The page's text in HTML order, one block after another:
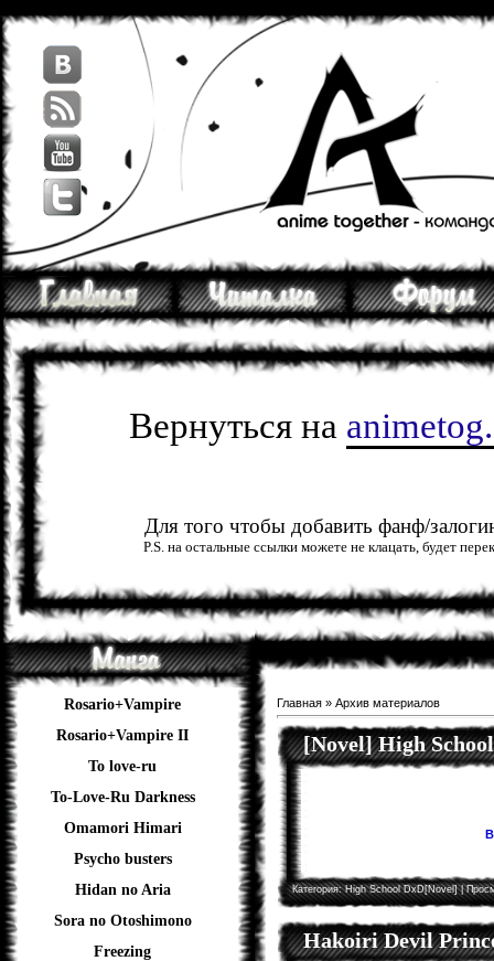
Вернуться на
Для того чтобы добавить фанф/
P.S. на остальные ссылки можете не клацать, будет
Rosario+Vampire
Rosario+Vampire II
To love-ru
To-Love-Ru Darkness
Omamori Himari
Psycho busters
Hidan no Aria
Sora no Otoshimono
Freezing
Главная » Архив материалов
[Novel] High
Категория:High School DxD[Novel]|
Hakoiri Devil